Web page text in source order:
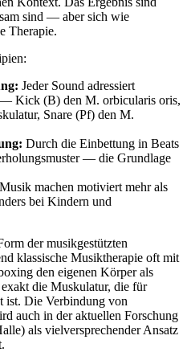
sind — aber sich wie
Therapie.
Jeder Sound adressiert
Kick (B) den M. orbicularis oris,
Snare (Pf) den M.
Durch die Einbettung in Beats
— die Grundlage
Musik machen motiviert mehr als
bei Kindern und
der musikgestützten
klassische Musiktherapie oft mit
den eigenen Körper als
die Muskulatur, die für
ist. Die Verbindung von
auch in der aktuellen Forschung
als vielversprechender Ansatz